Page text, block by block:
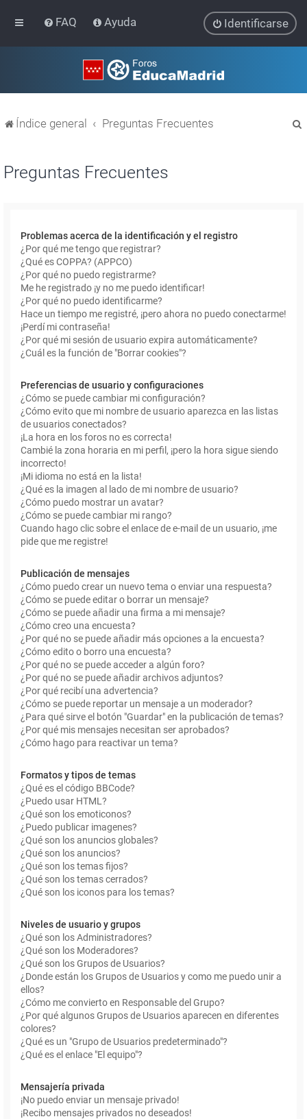
FAQ Ayuda Identificarse
Índice general Preguntas Frecuentes
Preguntas Frecuentes
Problemas acerca de la identificación y el registro
¿Por qué me tengo que registrar?
¿Qué es COPPA? (APPCO)
¿Por qué no puedo registrarme?
Me he registrado ¡y no me puedo identificar!
¿Por qué no puedo identificarme?
Hace un tiempo me registré, ¡pero ahora no puedo conectarme!
¡Perdí mi contraseña!
¿Por qué mi sesión de usuario expira automáticamente?
¿Cuál es la función de "Borrar cookies"?
Preferencias de usuario y configuraciones
¿Cómo se puede cambiar mi configuración?
¿Cómo evito que mi nombre de usuario aparezca en las listas
de usuarios conectados?
¡La hora en los foros no es correcta!
Cambié la zona horaria en mi perfil, ¡pero la hora sigue siendo
incorrecto!
¡Mi idioma no está en la lista!
¿Qué es la imagen al lado de mi nombre de usuario?
¿Cómo puedo mostrar un avatar?
¿Cómo se puede cambiar mi rango?
Cuando hago clic sobre el enlace de e-mail de un usuario, ¡me
pide que me registre!
Publicación de mensajes
¿Cómo puedo crear un nuevo tema o enviar una respuesta?
¿Cómo se puede editar o borrar un mensaje?
¿Cómo se puede añadir una firma a mi mensaje?
¿Cómo creo una encuesta?
¿Por qué no se puede añadir más opciones a la encuesta?
¿Cómo edito o borro una encuesta?
¿Por qué no se puede acceder a algún foro?
¿Por qué no se puede añadir archivos adjuntos?
¿Por qué recibí una advertencia?
¿Cómo se puede reportar un mensaje a un moderador?
¿Para qué sirve el botón "Guardar" en la publicación de temas?
¿Por qué mis mensajes necesitan ser aprobados?
¿Cómo hago para reactivar un tema?
Formatos y tipos de temas
¿Qué es el código BBCode?
¿Puedo usar HTML?
¿Qué son los emoticonos?
¿Puedo publicar imagenes?
¿Qué son los anuncios globales?
¿Qué son los anuncios?
¿Qué son los temas fijos?
¿Qué son los temas cerrados?
¿Qué son los iconos para los temas?
Niveles de usuario y grupos
¿Qué son los Administradores?
¿Qué son los Moderadores?
¿Qué son los Grupos de Usuarios?
¿Donde están los Grupos de Usuarios y como me puedo unir a
ellos?
¿Cómo me convierto en Responsable del Grupo?
¿Por qué algunos Grupos de Usuarios aparecen en diferentes
colores?
¿Qué es un "Grupo de Usuarios predeterminado"?
¿Qué es el enlace "El equipo"?
Mensajería privada
¡No puedo enviar un mensaje privado!
¡Recibo mensajes privados no deseados!